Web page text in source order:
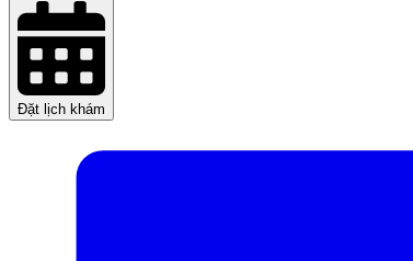
Đặt lịch khám